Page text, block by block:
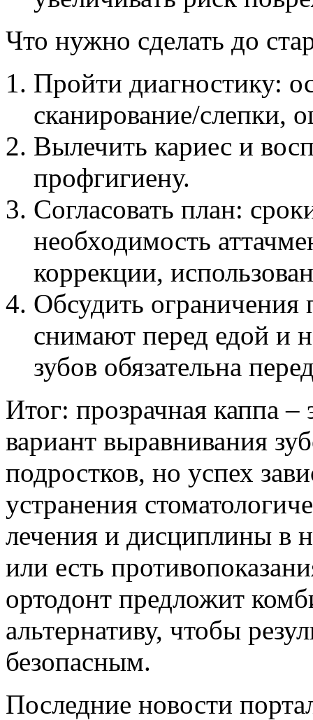
Что нужно сделать до
Пройти диагностику:
сканирование/
Вылечить кариес и
профгигиену.
Согласовать план:
необходимость
коррекции,
Обсудить
снимают перед едой и
зубов обязательна
Итог: прозрачная каппа
вариант выравнивания
подростков, но успех
устранения
лечения и дисциплины в
или есть
ортодонт предложит
альтернативу, чтобы
безопасным.
Последние новости